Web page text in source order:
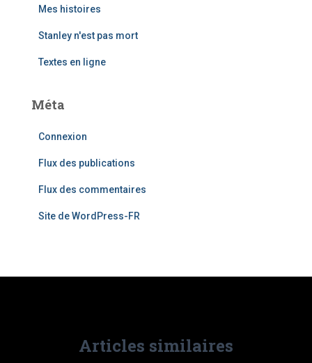
Mes histoires
Stanley n'est pas mort
Textes en ligne
Méta
Connexion
Flux des publications
Flux des commentaires
Site de WordPress-FR
Articles similaires